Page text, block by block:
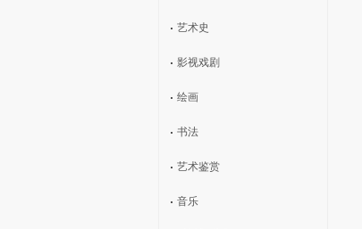
艺术史
影视戏剧
绘画
书法
艺术鉴赏
音乐